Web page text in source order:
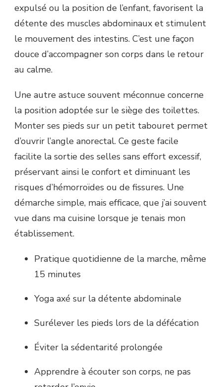
expulsé ou la position de l’enfant, favorisent la
détente des muscles abdominaux et stimulent
le mouvement des intestins. C’est une façon
douce d’accompagner son corps dans le retour
au calme.
Une autre astuce souvent méconnue concerne
la position adoptée sur le siège des toilettes.
Monter ses pieds sur un petit tabouret permet
d’ouvrir l’angle anorectal. Ce geste facile
facilite la sortie des selles sans effort excessif,
préservant ainsi le confort et diminuant les
risques d’hémorroïdes ou de fissures. Une
démarche simple, mais efficace, que j’ai souvent
vue dans ma cuisine lorsque je tenais mon
établissement.
Pratique quotidienne de la marche, même
15 minutes
Yoga axé sur la détente abdominale
Surélever les pieds lors de la défécation
Éviter la sédentarité prolongée
Apprendre à écouter son corps, ne pas